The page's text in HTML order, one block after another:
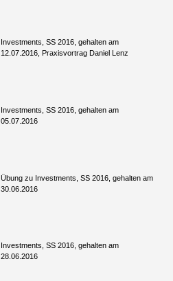
Investments, SS 2016, gehalten am
12.07.2016, Praxisvortrag Daniel Lenz
Investments, SS 2016, gehalten am
05.07.2016
Übung zu Investments, SS 2016, gehalten am
30.06.2016
Investments, SS 2016, gehalten am
28.06.2016